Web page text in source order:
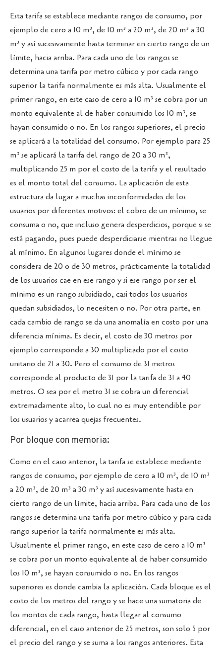
Esta tarifa se establece mediante rangos de consumo, por
ejemplo de cero a 10 m³, de 10 m³ a 20 m³, de 20 m³ a 30
m³ y así sucesivamente hasta terminar en cierto rango de un
límite, hacia arriba. Para cada uno de los rangos se
determina una tarifa por metro cúbico y por cada rango
superior la tarifa normalmente es más alta. Usualmente el
primer rango, en este caso de cero a 10 m³ se cobra por un
monto equivalente al de haber consumido los 10 m³, se
hayan consumido o no. En los rangos superiores, el precio
se aplicará a la totalidad del consumo. Por ejemplo para 25
m³ se aplicará la tarifa del rango de 20 a 30 m³,
multiplicando 25 m por el costo de la tarifa y el resultado
es el monto total del consumo. La aplicación de esta
estructura da lugar a muchas inconformidades de los
usuarios por diferentes motivos: el cobro de un mínimo, se
consuma o no, que incluso genera desperdicios, porque si se
está pagando, pues puede desperdiciarse mientras no llegue
al mínimo. En algunos lugares donde el mínimo se
considera de 20 o de 30 metros, prácticamente la totalidad
de los usuarios cae en ese rango y si ese rango por ser el
mínimo es un rango subsidiado, casi todos los usuarios
quedan subsidiados, lo necesiten o no. Por otra parte, en
cada cambio de rango se da una anomalía en costo por una
diferencia mínima. Es decir, el costo de 30 metros por
ejemplo corresponde a 30 multiplicado por el costo
unitario de 21 a 30. Pero el consumo de 31 metros
corresponde al producto de 31 por la tarifa de 31 a 40
metros. O sea por el metro 31 se cobra un diferencial
extremadamente alto, lo cual no es muy entendible por
los usuarios y acarrea quejas frecuentes.
Por bloque con memoria:
Como en el caso anterior, la tarifa se establece mediante
rangos de consumo, por ejemplo de cero a 10 m³, de 10 m³
a 20 m³, de 20 m³ a 30 m³ y así sucesivamente hasta en
cierto rango de un límite, hacia arriba. Para cada uno de los
rangos se determina una tarifa por metro cúbico y para cada
rango superior la tarifa normalmente es más alta.
Usualmente el primer rango, en este caso de cero a 10 m³
se cobra por un monto equivalente al de haber consumido
los 10 m³, se hayan consumido o no. En los rangos
superiores es donde cambia la aplicación. Cada bloque es el
costo de los metros del rango y se hace una sumatoria de
los montos de cada rango, hasta llegar al consumo
diferencial, en el caso anterior de 25 metros, son solo 5 por
el precio del rango y se suma a los rangos anteriores. Esta